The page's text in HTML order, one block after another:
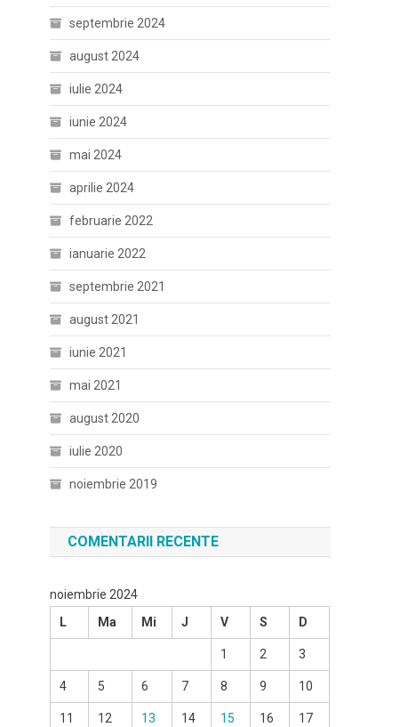
septembrie 2024
august 2024
iulie 2024
iunie 2024
mai 2024
aprilie 2024
februarie 2022
ianuarie 2022
septembrie 2021
august 2021
iunie 2021
mai 2021
august 2020
iulie 2020
noiembrie 2019
COMENTARII RECENTE
noiembrie 2024
L
Ma Mi J V S D
1 2 3
4 5 6 7 8 9 10
11 12 13 14 15 16 17